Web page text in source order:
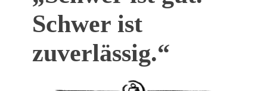
Schwer ist
zuverlässig.“